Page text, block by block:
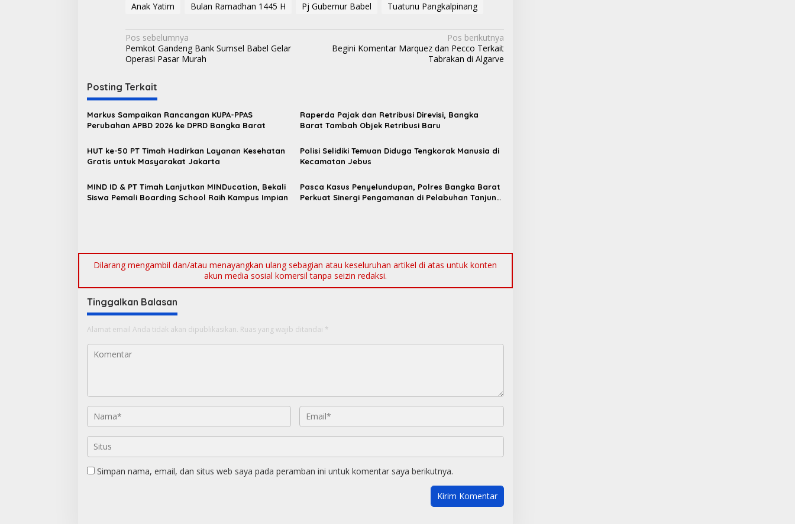
Anak Yatim Bulan Ramadhan 1445 H Pj Gubernur Babel Tuatunu Pangkalpinang
N
a
i
g
a
i
o
s
Pos sebelumnya
Pemkot Gandeng Bank Sumsel Babel Gelar
Operasi Pasar Murah
Pos berikutnya
Begini Komentar Marquez dan Pecco Terkait
Tabrakan di Algarve
Posting Terkait
Markus Sampaikan Rancangan KUPA-PPAS
Perubahan APBD 2026 ke DPRD Bangka Barat
Raperda Pajak dan Retribusi Direvisi, Bangka
Barat Tambah Objek Retribusi Baru
HUT ke-50 PT Timah Hadirkan Layanan Kesehatan
Gratis untuk Masyarakat Jakarta
Polisi Selidiki Temuan Diduga Tengkorak Manusia di
Kecamatan Jebus
MIND ID & PT Timah Lanjutkan MINDucation, Bekali
Siswa Pemali Boarding School Raih Kampus Impian
Pasca Kasus Penyelundupan, Polres Bangka Barat
Perkuat Sinergi Pengamanan di Pelabuhan Tanjung
Dilarang mengambil dan/atau menayangkan ulang sebagian atau keseluruhan artikel di atas untuk konten
akun media sosial komersil tanpa seizin redaksi.
Tinggalkan Balasan
Alamat email Anda tidak akan dipublikasikan. Ruas yang wajib ditandai *
Simpan nama, email, dan situs web saya pada peramban ini untuk komentar saya berikutnya.